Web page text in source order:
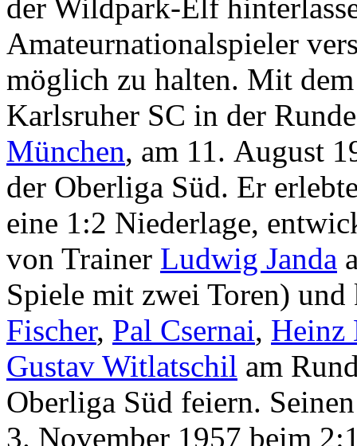
der Wildpark-Elf
Amateurnationalspieler
möglich zu halten. Mit
Karlsruher SC in der
München, am 11. August
der Oberliga Süd. Er
eine 1:2 Niederlage,
von Trainer Ludwig Janda
Spiele mit zwei Toren)
Fischer, Pal Csernai, Heinz
Gustav Witlatschil am
Oberliga Süd feiern.
3. November 1957 beim